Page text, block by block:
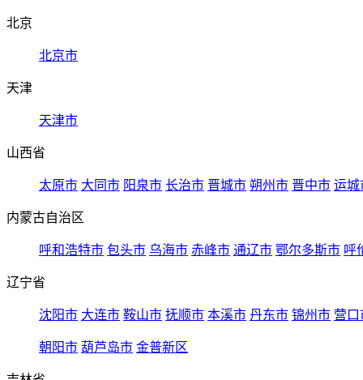
北京
北京市
天津
天津市
山西省
太原市 大同市 阳泉市 长治市 晋城市 朔州市 晋中市 运城
内蒙古自治区
呼和浩特市 包头市 乌海市 赤峰市 通辽市 鄂尔多斯市 呼
辽宁省
沈阳市 大连市 鞍山市 抚顺市 本溪市 丹东市 锦州市 营口
朝阳市 葫芦岛市 金普新区